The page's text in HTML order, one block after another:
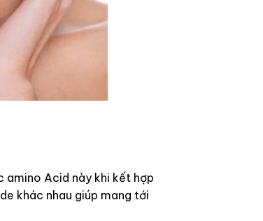
amino Acid này khi kết hợp
khác nhau giúp mang tới